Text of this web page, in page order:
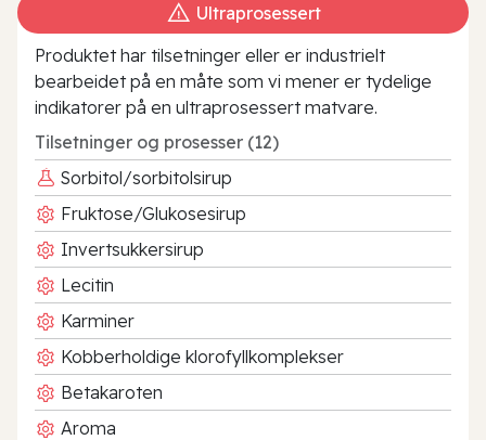
Ultraprosessert
Produktet har tilsetninger eller er industrielt
bearbeidet på en måte som vi mener er tydelige
indikatorer på en ultraprosessert matvare.
Tilsetninger og prosesser (12)
Sorbitol/sorbitolsirup
Fruktose/Glukosesirup
Invertsukkersirup
Lecitin
Karminer
Kobberholdige klorofyllkomplekser
Betakaroten
Aroma